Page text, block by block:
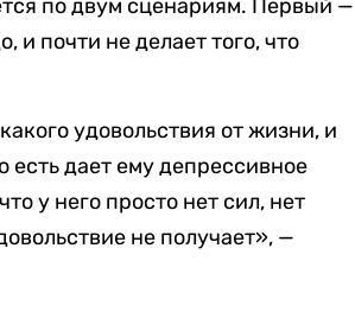
по двум сценариям. Первый —
и почти не делает того, что
удовольствия от жизни, и
есть дает ему депрессивное
у него просто нет сил, нет
не получает», —